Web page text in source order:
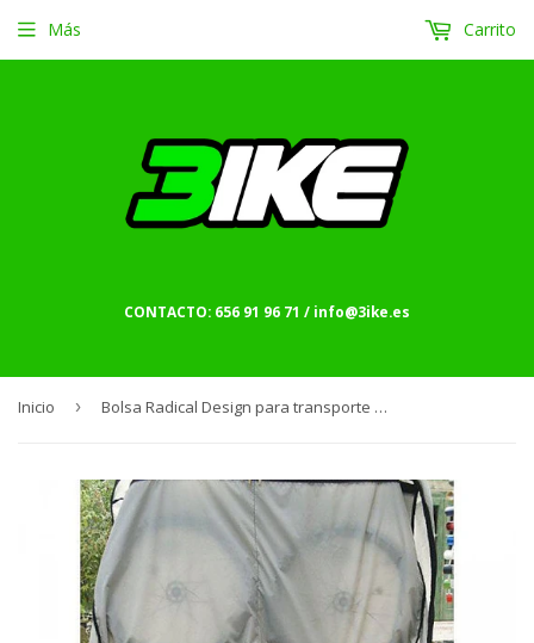
CONTACTO: 656 91 96 71 / info@3ike.es
Más Carrito
Inicio › Bolsa Radical Design para transporte de trikes